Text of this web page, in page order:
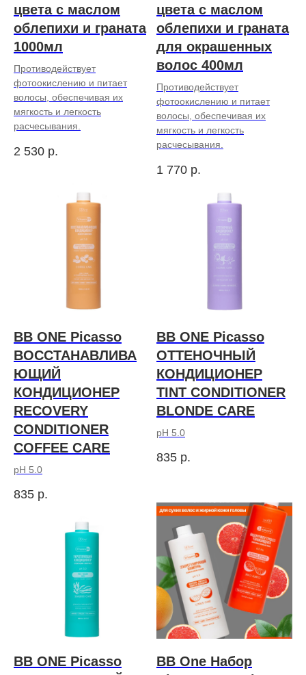
цвета с маслом
облепихи и граната
1000мл
Противодействует
фотоокислению и питает
волосы, обеспечивая их
мягкость и легкость
расчесывания.
2 530 р.
цвета с маслом
облепихи и граната
для окрашенных
волос 400мл
Противодействует
фотоокислению и питает
волосы, обеспечивая их
мягкость и легкость
расчесывания.
1 770 р.
BB ONE Picasso
ВОССТАНАВЛИВА
ЮЩИЙ
КОНДИЦИОНЕР
RECOVERY
CONDITIONER
COFFEE CARE
pH 5.0
835 р.
BB ONE Picasso
ОТТЕНОЧНЫЙ
КОНДИЦИОНЕР
TINT CONDITIONER
BLONDE CARE
pH 5.0
835 р.
BB ONE Picasso
BB One Набор